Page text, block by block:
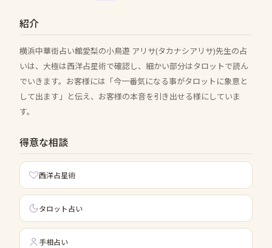
紹介
横浜中華街占い館愛梨の小鳥遊 アリサ(タカナシアリサ)先生の占
いは、大極は西洋占星術で確認し、細かい部分はタロットで読ん
でいきます。お客様には「今一番気になる事がタロットに象意と
して出ます」と伝え、お客様の本音を引き出せる様にしていま
す。
得意な相談
西洋占星術
タロット占い
手相占い